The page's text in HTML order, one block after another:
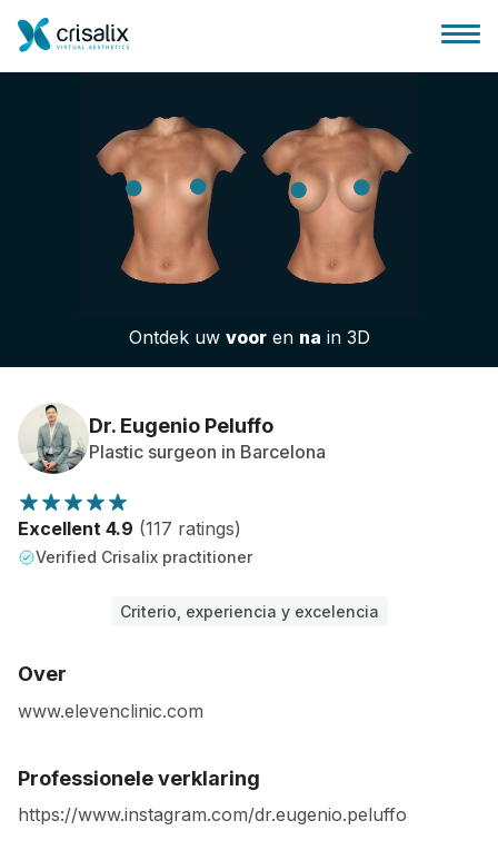
Huis chirurg
3D business platform
Patiëntrecensies
Ontdek uw vooren na in 3D
Dr. Eugenio Peluffo
Plastic surgeon in Barcelona
Excellent 4.9 (117 ratings)
Verified Crisalix practitioner
Criterio, experiencia y excelencia
Over
www.elevenclinic.com
Professionele verklaring
https://www.instagram.com/dr.eugenio.peluffo